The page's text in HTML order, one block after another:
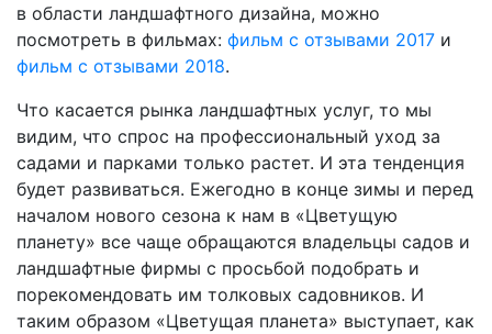
в области ландшафтного дизайна, можно
посмотреть в фильмах: фильм с отзывами 2017 и
фильм с отзывами 2018.
Что касается рынка ландшафтных услуг, то мы
видим, что спрос на профессиональный уход за
садами и парками только растет. И эта тенденция
будет развиваться. Ежегодно в конце зимы и перед
началом нового сезона к нам в «Цветущую
планету» все чаще обращаются владельцы садов и
ландшафтные фирмы с просьбой подобрать и
порекомендовать им толковых садовников. И
таким образом «Цветущая планета» выступает, как